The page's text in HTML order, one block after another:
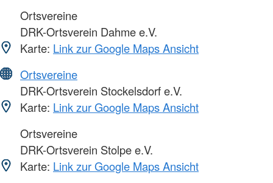
Ortsvereine
DRK-Ortsverein Dahme e.V.
Karte: Link zur Google Maps Ansicht
Ortsvereine
DRK-Ortsverein Stockelsdorf e.V.
Karte: Link zur Google Maps Ansicht
Ortsvereine
DRK-Ortsverein Stolpe e.V.
Karte: Link zur Google Maps Ansicht